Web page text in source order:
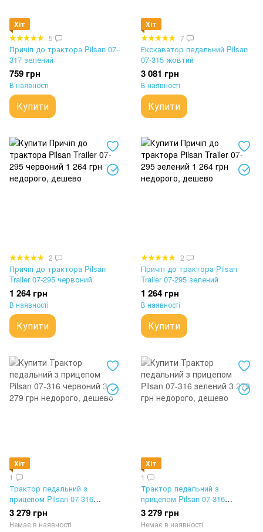
Хіт
5
Причіп до трактора Pilsan 07-
317 зелений
759 грн
В наявності
Купити
Хіт
7
Екскаватор педальний Pilsan
07-315 жовтий
3 081 грн
В наявності
Купити
2
Причіп до трактора Pilsan
Trailer 07-295 червоний
1 264 грн
В наявності
Купити
2
Причіп до трактора Pilsan
Trailer 07-295 зелений
1 264 грн
В наявності
Купити
Хіт
1
Трактор педальний з
прицепом Pilsan 07-316
червоний
3 279 грн
Немає в наявності
Хіт
1
Трактор педальний з
прицепом Pilsan 07-316
зелений
3 279 грн
Немає в наявності